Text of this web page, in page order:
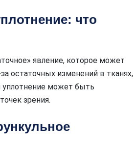
что
явление, которое может
остаточных изменений в тканях,
может быть
зрения.